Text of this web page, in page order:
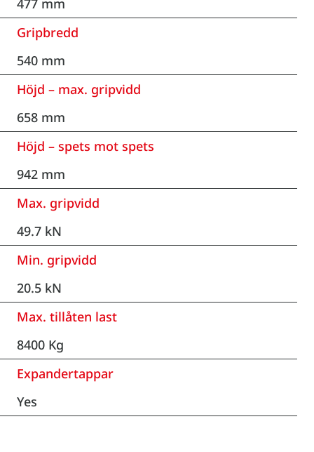
477 mm
Gripbredd
540 mm
Höjd – max. gripvidd
658 mm
Höjd – spets mot spets
942 mm
Max. gripvidd
49.7 kN
Min. gripvidd
20.5 kN
Max. tillåten last
8400 Kg
Expandertappar
Yes